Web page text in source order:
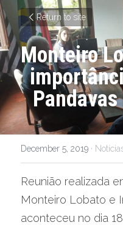
Return to site
Monteiro
December 5, 2019 ·
Reunião realizada
Monteiro Lobato e
aconteceu no dia